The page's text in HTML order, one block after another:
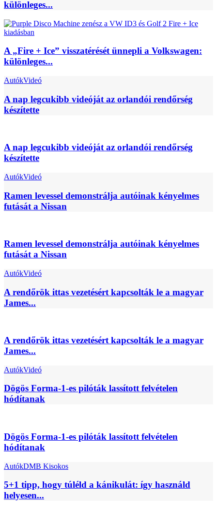
különleges...
A „Fire + Ice” visszatérését ünnepli a Volkswagen:
különleges...
AutókVideó
A nap legcukibb videóját az orlandói rendőrség
készítette
A nap legcukibb videóját az orlandói rendőrség
készítette
AutókVideó
Ramen levessel demonstrálja autóinak kényelmes
futását a Nissan
Ramen levessel demonstrálja autóinak kényelmes
futását a Nissan
AutókVideó
A rendőrök ittas vezetésért kapcsolták le a magyar
James...
A rendőrök ittas vezetésért kapcsolták le a magyar
James...
AutókVideó
Dögös Forma-1-es pilóták lassított felvételen
hódítanak
Dögös Forma-1-es pilóták lassított felvételen
hódítanak
AutókDMB Kisokos
5+1 tipp, hogy túléld a kánikulát: így használd
helyesen...